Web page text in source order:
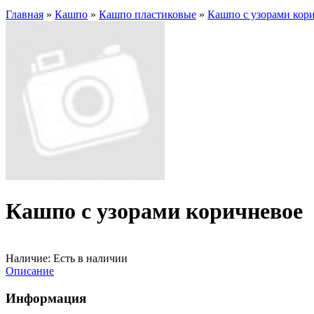
Главная » Кашпо » Кашпо пластиковые » Кашпо с узорами
Кашпо с узорами коричневое
Наличие: Есть в наличии
Описание
Информация